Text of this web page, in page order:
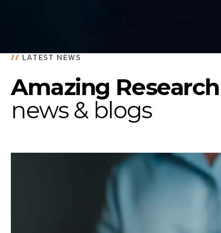
//LATEST NEWS
Amazing Research
news & blogs